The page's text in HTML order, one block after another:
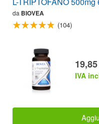
da BIOVEA
(104)
IVA